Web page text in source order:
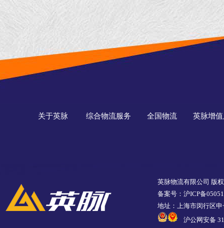
关于英脉 综合物流服务 全国物流 英脉增
英脉物流有限公司 版
备案号：沪ICP备
地址：上海市闵行区
沪公网安备